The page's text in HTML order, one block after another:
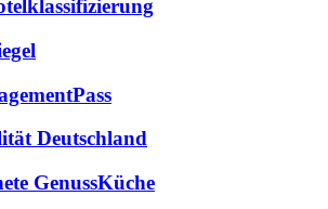
Deutschland
GenussKüche